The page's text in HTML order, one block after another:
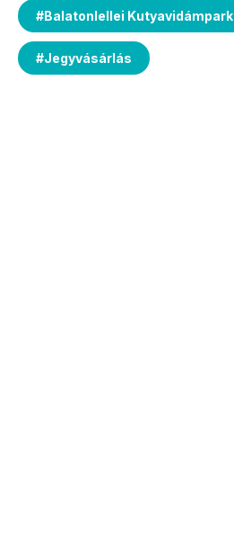
#Balatonlellei Kutyavidámpark
#Jegyvásárlás